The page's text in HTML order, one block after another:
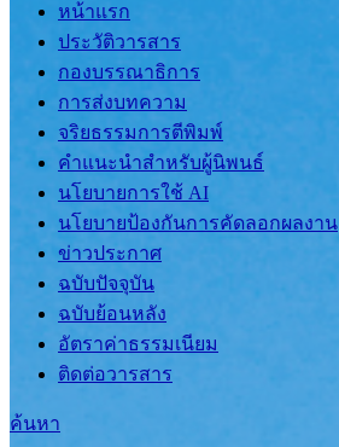
หน้าแรก
ประวัติวารสาร
กองบรรณาธิการ
การส่งบทความ
จริยธรรมการตีพิมพ์
คำแนะนำสำหรับผู้นิพนธ์
นโยบายการใช้ AI
นโยบายป้องกันการคัดลอกผลงาน
ข่าวประกาศ
ฉบับปัจจุบัน
ฉบับย้อนหลัง
อัตราค่าธรรมเนียม
ติดต่อวารสาร
ค้นหา